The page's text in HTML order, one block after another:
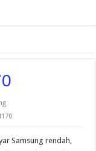
Samsung rendah,